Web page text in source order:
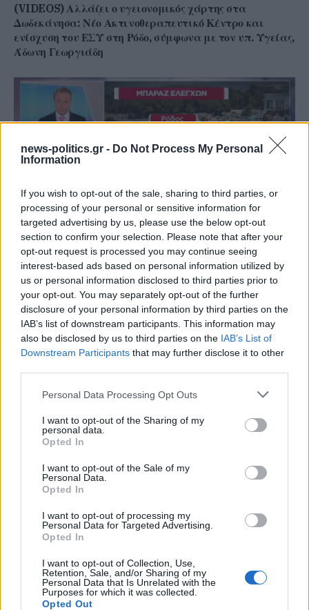
news-politics.gr - Do Not Process My Personal
Information
If you wish to opt-out of the sale, sharing to third parties, or
processing of your personal or sensitive information for
targeted advertising by us, please use the below opt-out
section to confirm your selection. Please note that after your
opt-out request is processed you may continue seeing
interest-based ads based on personal information utilized by
us or personal information disclosed to third parties prior to
your opt-out. You may separately opt-out of the further
disclosure of your personal information by third parties on the
IAB’s list of downstream participants. This information may
also be disclosed by us to third parties on the IAB’s List of
Downstream Participants that may further disclose it to other
Personal Data Processing Opt Outs
I want to opt-out of the Sharing of my
personal data.
Opted In
I want to opt-out of the Sale of my
Personal Data.
Opted In
I want to opt-out of processing my
Personal Data for Targeted Advertising.
Opted In
I want to opt-out of Collection, Use,
Retention, Sale, and/or Sharing of my
Personal Data that Is Unrelated with the
Purposes for which it was collected.
Opted Out
(VIDEOS) Αλλάζει ο υγειονομικός χάρτης στα
Δωδεκάνησα: Νέο Ακτινοθεραπευτικό Κέντρο και
ενίσχυση του ΕΣΥ στη Ρόδο, σύμφωνα με τον υπ. Υγείας,
Άδωνη Γεωργιάδη
Ρόδος: Πρόστιμο 73.000 ευρώ σε επιχείρηση για
παραβάσεις στον αιγιαλό
Σε συνθήκες… καύσωνα οι σχέσεις ΤΕΕ Καλύμνου και
Δημοτικού Λιμενικού Ταμείου – Νέα σκληρή απάντηση
με συγκεκριμένα στοιχεία